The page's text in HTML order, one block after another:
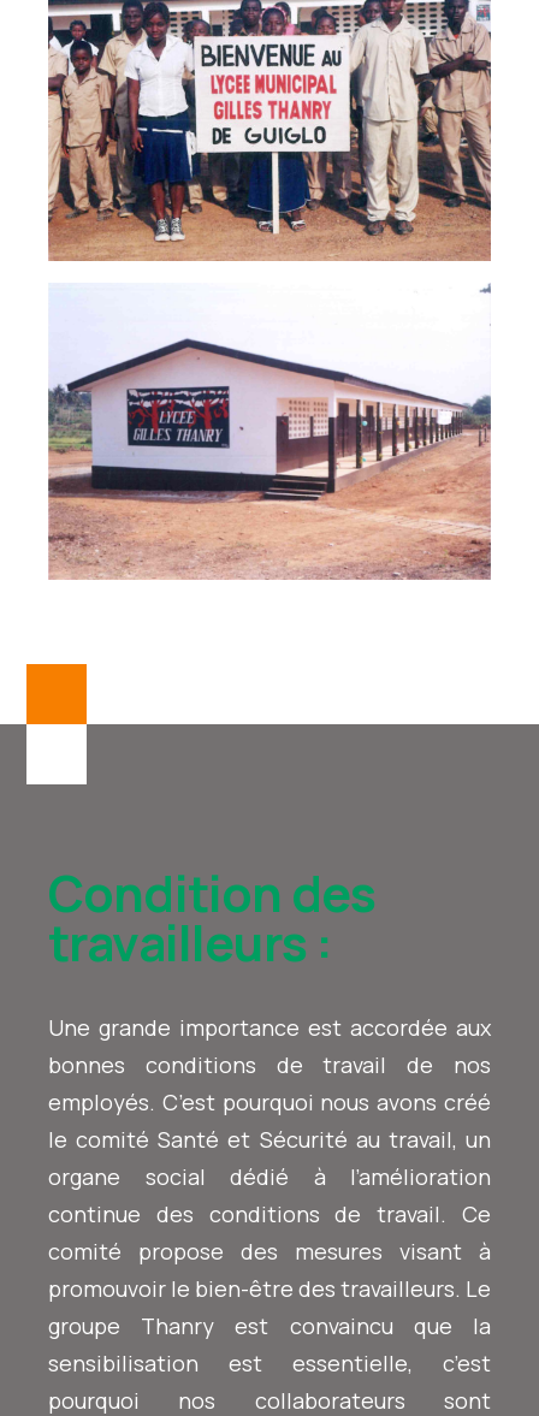
Condition des
travailleurs :
Une grande importance est accordée aux
bonnes conditions de travail de nos
employés. C’est pourquoi nous avons créé
le comité Santé et Sécurité au travail, un
organe social dédié à l’amélioration
continue des conditions de travail. Ce
comité propose des mesures visant à
promouvoir le bien-être des travailleurs. Le
groupe Thanry est convaincu que la
sensibilisation est essentielle, c’est
pourquoi nos collaborateurs sont